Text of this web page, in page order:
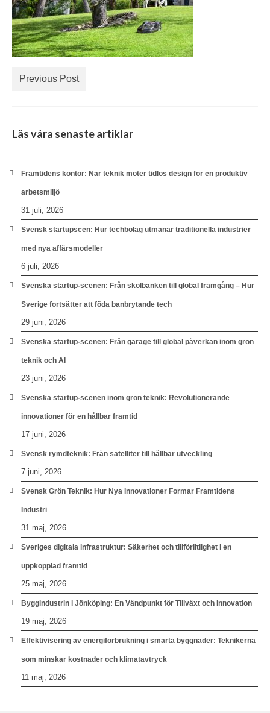
Previous Post
Läs våra senaste artiklar
Framtidens kontor: När teknik möter tidlös design för en produktiv
arbetsmiljö
31 juli, 2026
Svensk startupscen: Hur techbolag utmanar traditionella industrier
med nya affärsmodeller
6 juli, 2026
Svenska startup-scenen: Från skolbänken till global framgång – Hur
Sverige fortsätter att föda banbrytande tech
29 juni, 2026
Svenska startup-scenen: Från garage till global påverkan inom grön
teknik och AI
23 juni, 2026
Svenska startup-scenen inom grön teknik: Revolutionerande
innovationer för en hållbar framtid
17 juni, 2026
Svensk rymdteknik: Från satelliter till hållbar utveckling
7 juni, 2026
Svensk Grön Teknik: Hur Nya Innovationer Formar Framtidens
Industri
31 maj, 2026
Sveriges digitala infrastruktur: Säkerhet och tillförlitlighet i en
uppkopplad framtid
25 maj, 2026
Byggindustrin i Jönköping: En Vändpunkt för Tillväxt och Innovation
19 maj, 2026
Effektivisering av energiförbrukning i smarta byggnader: Teknikerna
som minskar kostnader och klimatavtryck
11 maj, 2026